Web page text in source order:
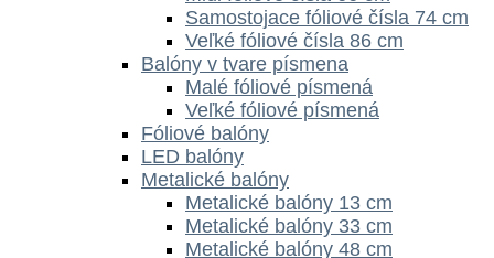
Samostojace fóliové čísla 74 cm
Veľké fóliové čísla 86 cm
Balóny v tvare písmena
Malé fóliové písmená
Veľké fóliové písmená
Fóliové balóny
LED balóny
Metalické balóny
Metalické balóny 13 cm
Metalické balóny 33 cm
Metalické balóny 48 cm